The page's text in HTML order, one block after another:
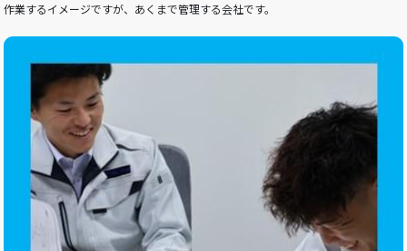
作業するイメージですが、あくまで管理する会社です。